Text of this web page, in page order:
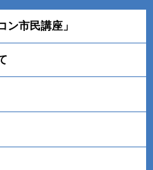
ン市民講座」